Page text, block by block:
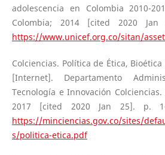
adolescencia en Colombia 2010-
Colombia; 2014 [cited 2020
https://www.unicef.org.co/sitan/
Colciencias. Política de Ética,
[Internet]. Departamento
Tecnología e Innovación Colciencias.
2017 [cited 2020 Jan 25]. p.
https://minciencias.gov.co/sites/
s/politica-etica.pdf